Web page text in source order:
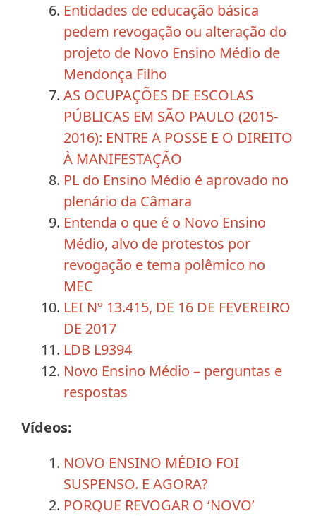
Entidades de educação básica
pedem revogação ou alteração do
projeto de Novo Ensino Médio de
Mendonça Filho
AS OCUPAÇÕES DE ESCOLAS
PÚBLICAS EM SÃO PAULO (2015-
2016): ENTRE A POSSE E O DIREITO
À MANIFESTAÇÃO
PL do Ensino Médio é aprovado no
plenário da Câmara
Entenda o que é o Novo Ensino
Médio, alvo de protestos por
revogação e tema polêmico no
MEC
LEI Nº 13.415, DE 16 DE FEVEREIRO
DE 2017
LDB L9394
Novo Ensino Médio – perguntas e
respostas
Vídeos:
NOVO ENSINO MÉDIO FOI
SUSPENSO. E AGORA?
PORQUE REVOGAR O ‘NOVO’